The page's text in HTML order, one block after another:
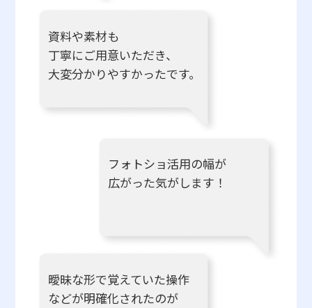
資料や素材も
丁寧にご用意いただき、
大変分かりやすかったです。
フォトショ活用の幅が
広がった気がします！
曖昧な形で覚えていた操作
などが明確化されたのが